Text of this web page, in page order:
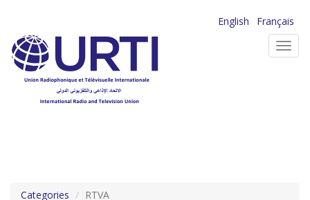
contenu
principal
English
Français
Categories RTVA